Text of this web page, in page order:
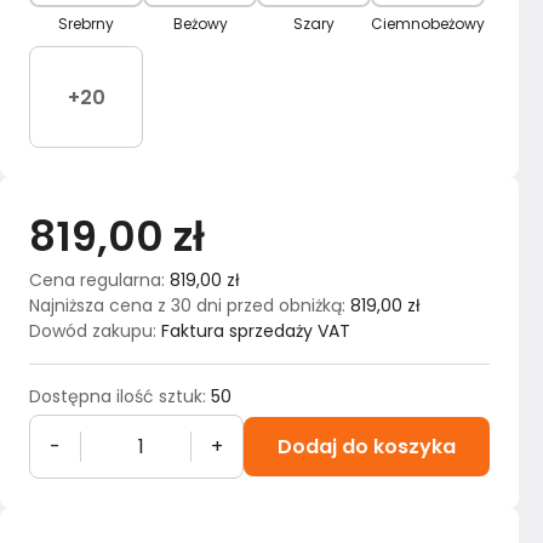
819,00 zł
Cena regularna: 819,00 zł
Najniższa cena z 30 dni przed obniżką: 819,00 zł
Dowód zakupu: Faktura sprzedaży VAT
Dostępna ilość sztuk: 50
- + Dodaj do koszyka
Srebrny Beżowy Szary Ciemnobeżowy
+20